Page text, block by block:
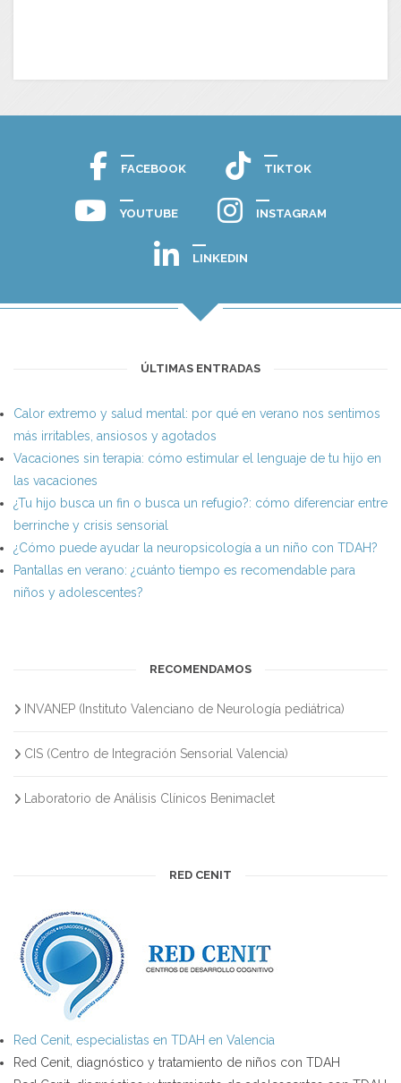
FACEBOOK TIKTOK
YOUTUBE INSTAGRAM
LINKEDIN
ÚLTIMAS ENTRADAS
Calor extremo y salud mental: por qué en verano nos sentimos
más irritables, ansiosos y agotados
Vacaciones sin terapia: cómo estimular el lenguaje de tu hijo en
las vacaciones
¿Tu hijo busca un fin o busca un refugio?: cómo diferenciar entre
berrinche y crisis sensorial
¿Cómo puede ayudar la neuropsicología a un niño con TDAH?
Pantallas en verano: ¿cuánto tiempo es recomendable para
niños y adolescentes?
RECOMENDAMOS
INVANEP (Instituto Valenciano de Neurología pediátrica)
CIS (Centro de Integración Sensorial Valencia)
Laboratorio de Análisis Clínicos Benimaclet
RED CENIT
Red Cenit, especialistas en TDAH en Valencia
Red Cenit, diagnóstico y tratamiento de niños con TDAH